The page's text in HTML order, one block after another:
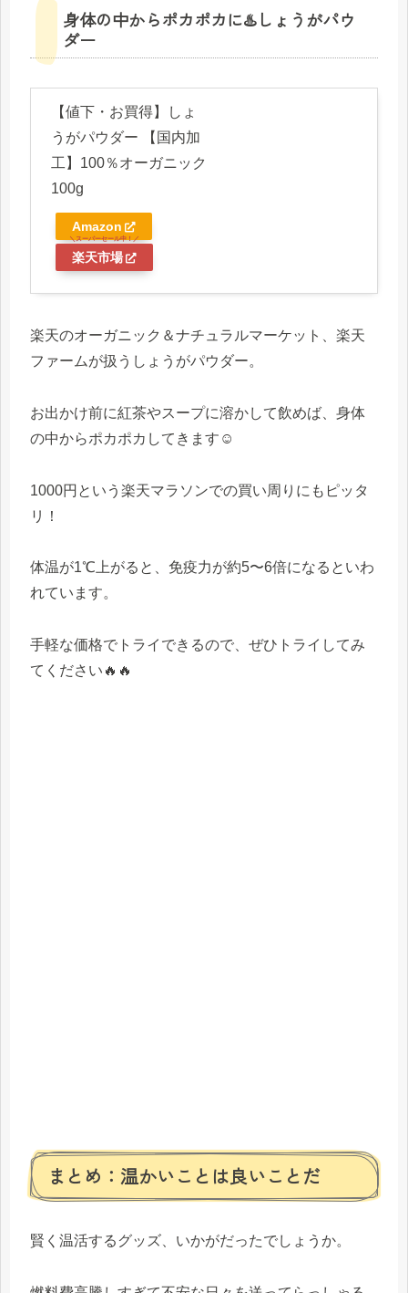
身体の中からポカポカに♨️しょうがパウ
ダー
【値下・お買得】しょ
うがパウダー 【国内加
工】100％オーガニック
100g
Amazon
楽天市場
楽天のオーガニック＆ナチュラルマーケット、楽天
ファームが扱うしょうがパウダー。
お出かけ前に紅茶やスープに溶かして飲めば、身体
の中からポカポカしてきます☺️
1000円という楽天マラソンでの買い周りにもピッタ
リ！
体温が1℃上がると、免疫力が約5〜6倍になるといわ
れています。
手軽な価格でトライできるので、ぜひトライしてみ
てください🔥🔥
まとめ：温かいことは良いことだ
賢く温活するグッズ、いかがだったでしょうか。